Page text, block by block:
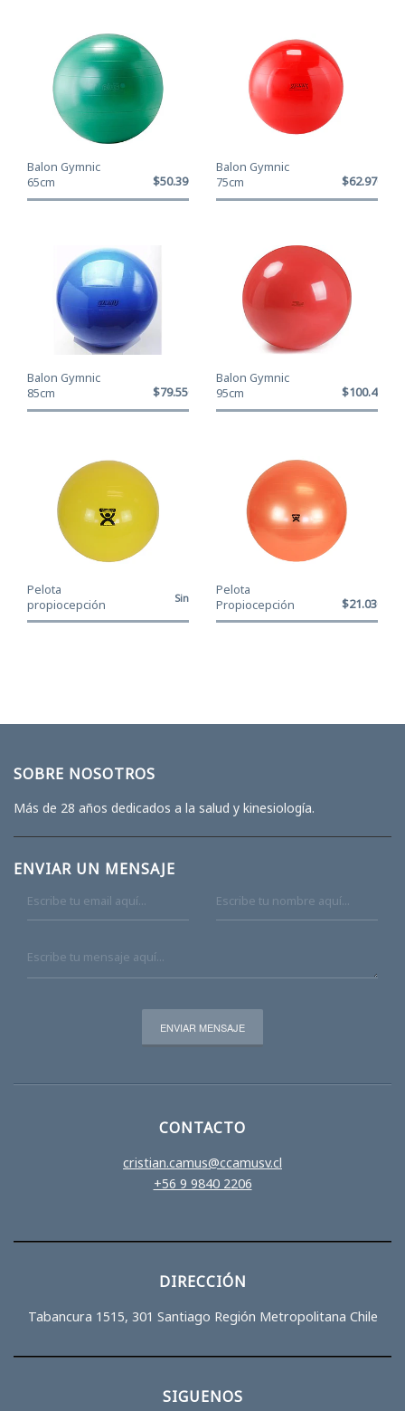
Balon Gymnic
65cm
$50.390
Balon Gymnic
75cm
$62.970
Balon Gymnic
85cm
$79.550
Balon Gymnic
95cm
$100.400
Pelota
propiocepción
CanDo® Amarillo
Sin
Pelota
Propiocepción
CanDo® Naranjo -
$21.030
SOBRE NOSOTROS
Más de 28 años dedicados a la salud y kinesiología.
ENVIAR UN MENSAJE
CONTACTO
cristian.camus@ccamusv.cl
+56 9 9840 2206
DIRECCIÓN
Tabancura 1515, 301 Santiago Región Metropolitana Chile
SIGUENOS